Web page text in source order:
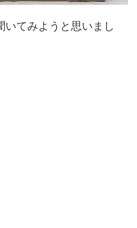
いてみようと思いまし